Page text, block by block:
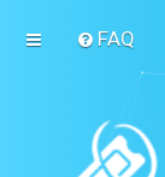
FAQ